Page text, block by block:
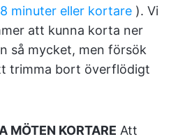
minuter eller kortare ). Vi
att kunna korta ner
så mycket, men försök
trimma bort överflödigt
MÖTEN KORTARE Att